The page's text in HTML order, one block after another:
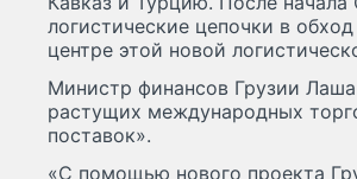
логистические цепочки в
центре этой новой
Министр финансов Грузии
растущих международных
поставок».
«С помощью нового проекта